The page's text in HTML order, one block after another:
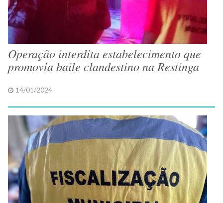
Operação interdita estabelecimento que
promovia baile clandestino na Restinga
14/01/2024